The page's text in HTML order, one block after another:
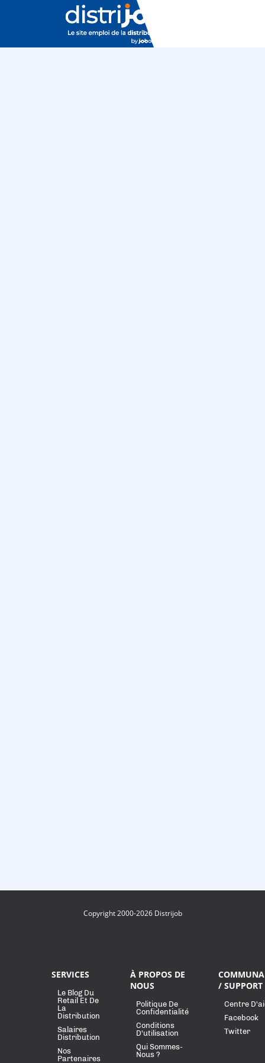
Copyright 2000-2026 Distrijob
SERVICES
Le Blog Du
Retail Et De
La
Distribution
Salaires
Distribution
Nos
Partenaires
À PROPOS DE
NOUS
Politique De
Confidentialité
Conditions
D'utilisation
Qui Sommes-
Nous ?
/ SUPPORT
Centre
Facebook
Twitter